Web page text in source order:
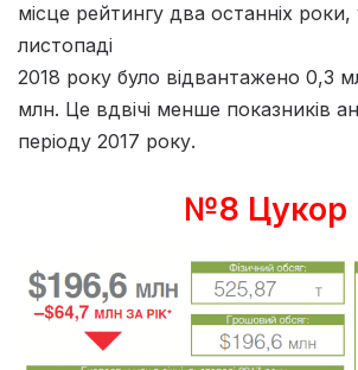
місце рейтингу два останніх роки,
листопаді
2018 року було відвантажено 0,3
млн. Це вдвічі менше показників
періоду 2017 року.
№8 Цукор